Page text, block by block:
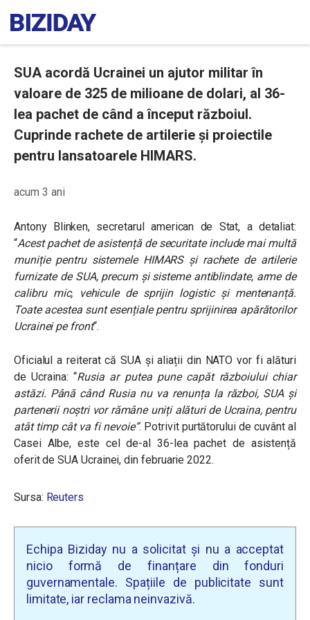
SUA acordă Ucrainei un ajutor militar în
valoare de 325 de milioane de dolari, al 36-
lea pachet de când a început războiul.
Cuprinde rachete de artilerie și proiectile
pentru lansatoarele HIMARS.
acum 3 ani
Antony Blinken, secretarul american de Stat, a detaliat:
“Acest pachet de asistență de securitate include mai multă
muniție pentru sistemele HIMARS și rachete de artilerie
furnizate de SUA, precum și sisteme antiblindate, arme de
calibru mic, vehicule de sprijin logistic și mentenanță.
Toate acestea sunt esențiale pentru sprijinirea apărătorilor
Ucrainei pe front“.
Oficialul a reiterat că SUA și aliații din NATO vor fi alături
de Ucraina: “Rusia ar putea pune capăt războiului chiar
astăzi. Până când Rusia nu va renunța la război, SUA și
partenerii noștri vor rămâne uniți alături de Ucraina, pentru
atât timp cât va fi nevoie”. Potrivit purtătorului de cuvânt al
Casei Albe, este cel de-al 36-lea pachet de asistență
oferit de SUA Ucrainei, din februarie 2022.
Sursa: Reuters
Echipa Biziday nu a solicitat și nu a acceptat
nicio formă de finanțare din fonduri
guvernamentale. Spațiile de publicitate sunt
limitate, iar reclama neinvazivă.